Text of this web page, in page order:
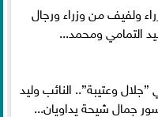
ولفيف من وزراء ورجال
التمامي ومحمد...
وعتيبة”.. النائب وليد
جمال شيحة يداويان...